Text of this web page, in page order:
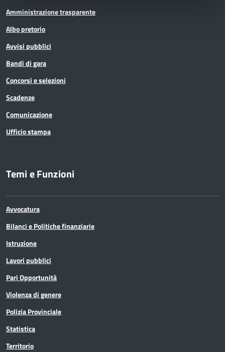
Amministrazione trasparente
Albo pretorio
Avvisi pubblici
Bandi di gara
Concorsi e selezioni
Scadenze
Comunicazione
Ufficio stampa
Temi e Funzioni
Avvocatura
Bilanci e Politiche finanziarie
Istruzione
Lavori pubblici
Pari Opportunità
Violenza di genere
Polizia Provinciale
Statistica
Territorio